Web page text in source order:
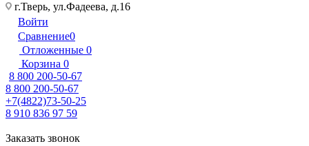
г.Тверь, ул.Фадеева, д.16
Войти
Сравнение0
Отложенные 0
Корзина 0
8 800 200-50-67
8 800 200-50-67
+7(4822)73-50-25
8 910 836 97 59
Заказать звонок